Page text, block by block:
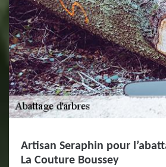
Artisan Seraphin pour
La Couture Boussey